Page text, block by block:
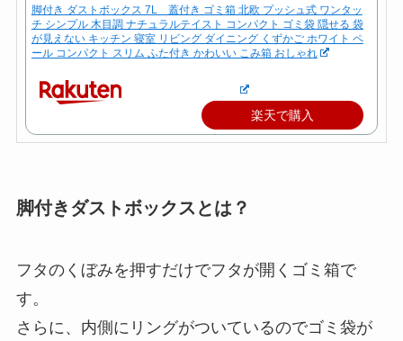
脚付き ダストボックス 7L 蓋付き ゴミ箱 北欧 プッシュ式 ワンタッ
チ シンプル 木目調 ナチュラルテイスト コンパクト ゴミ袋 隠せる 袋
が見えない キッチン 寝室 リビング ダイニング くずかご ホワイト ペ
ール コンパクト スリム ふた付き かわいい こみ箱 おしゃれ
楽天で購入
脚付きダストボックスとは？
フタのくぼみを押すだけでフタが開くゴミ箱で
す。
さらに、内側にリングがついているのでゴミ袋が